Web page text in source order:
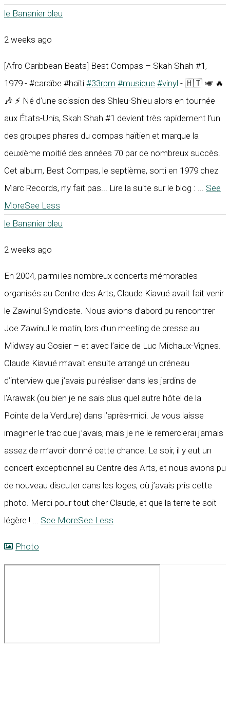
le Bananier bleu
2 weeks ago
[Afro Caribbean Beats] Best Compas – Skah Shah #1,
1979 - #caraïbe #haïti #33rpm #musique #vinyl - 🇭🇹 🎺 🔥
🎶 ⚡ Né d’une scission des Shleu-Shleu alors en tournée
aux États-Unis, Skah Shah #1 devient très rapidement l’un
des groupes phares du compas haïtien et marque la
deuxième moitié des années 70 par de nombreux succès.
Cet album, Best Compas, le septième, sorti en 1979 chez
Marc Records, n’y fait pas... Lire la suite sur le blog : ... See
MoreSee Less
le Bananier bleu
2 weeks ago
En 2004, parmi les nombreux concerts mémorables
organisés au Centre des Arts, Claude Kiavué avait fait venir
le Zawinul Syndicate. Nous avions d’abord pu rencontrer
Joe Zawinul le matin, lors d’un meeting de presse au
Midway au Gosier – et avec l’aide de Luc Michaux-Vignes.
Claude Kiavué m’avait ensuite arrangé un créneau
d’interview que j’avais pu réaliser dans les jardins de
l’Arawak (ou bien je ne sais plus quel autre hôtel de la
Pointe de la Verdure) dans l’après-midi. Je vous laisse
imaginer le trac que j’avais, mais je ne le remercierai jamais
assez de m’avoir donné cette chance. Le soir, il y eut un
concert exceptionnel au Centre des Arts, et nous avions pu
de nouveau discuter dans les loges, où j’avais pris cette
photo. Merci pour tout cher Claude, et que la terre te soit
légère ! ... See MoreSee Less
Photo